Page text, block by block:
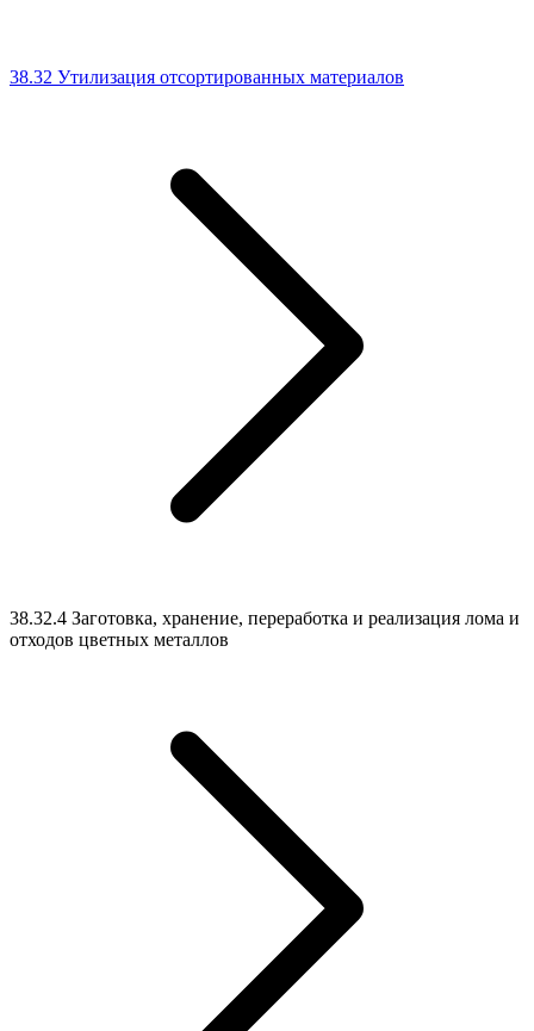
38.32 Утилизация отсортированных материалов
38.32.4 Заготовка, хранение, переработка и реализация лома и
отходов цветных металлов